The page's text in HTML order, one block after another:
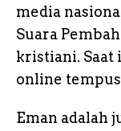
media
Suara
kristiani. Saat
online
Eman adalah